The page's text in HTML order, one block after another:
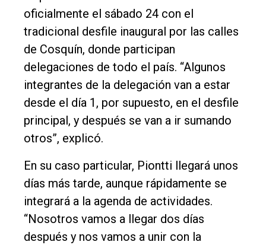
oficialmente el sábado 24 con el
tradicional desfile inaugural por las calles
de Cosquín, donde participan
delegaciones de todo el país. “Algunos
integrantes de la delegación van a estar
desde el día 1, por supuesto, en el desfile
principal, y después se van a ir sumando
otros”, explicó.
En su caso particular, Piontti llegará unos
días más tarde, aunque rápidamente se
integrará a la agenda de actividades.
“Nosotros vamos a llegar dos días
después y nos vamos a unir con la